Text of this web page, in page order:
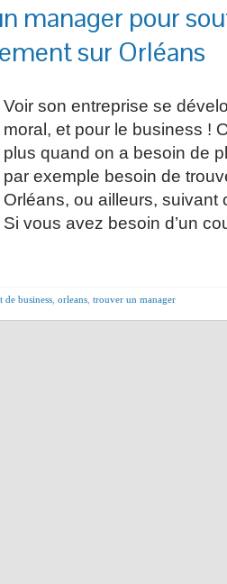
manager pour
sur Orléans
Voir son entreprise se
moral, et pour le business !
plus quand on a besoin de
par exemple besoin de
Orléans, ou ailleurs, suivant
Si vous avez besoin d’un
de business orleans trouver un manager